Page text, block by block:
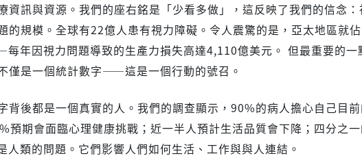
資訊與資源。我們的座右銘是「少看多做」，這反映了我們的信念
的規模。全球有22億人患有視力障礙。令人震驚的是，亞太地區就
年因視力問題導致的生產力損失高達4,110億美元。 但最重要的一
僅是一個統計數字——這是一個行動的號召。
背後都是一個真實的人。我們的調查顯示，90%的病人擔心自己目
預期會面臨心理健康挑戰；近一半人預計生活品質會下降；四分之
類的問題。它們影響人們如何生活、工作與與人連結。